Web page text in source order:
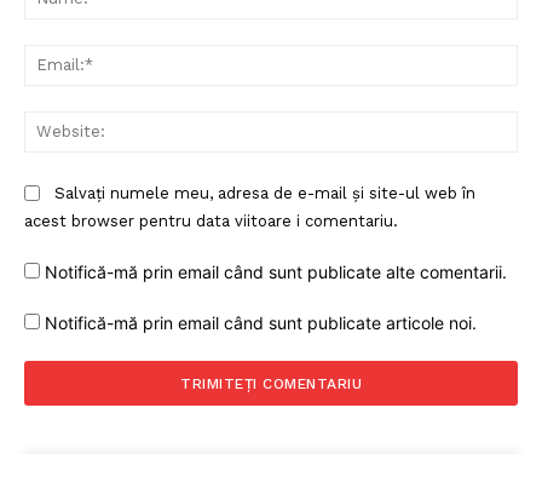
Salvați numele meu, adresa de e-mail și site-ul web în
acest browser pentru data viitoare i comentariu.
Notifică-mă prin email când sunt publicate alte comentarii.
Notifică-mă prin email când sunt publicate articole noi.